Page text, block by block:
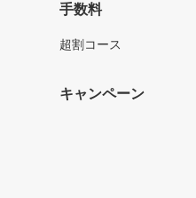
手数料
超割コース
キャンペーン